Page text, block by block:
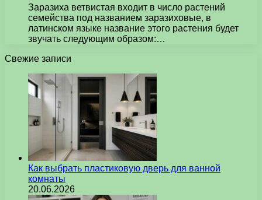
Заразиха ветвистая входит в число растений
семейства под названием заразиховые, в
латинском языке название этого растения будет
звучать следующим образом:…
Свежие записи
Как выбрать пластиковую дверь для ванной
комнаты
20.06.2026